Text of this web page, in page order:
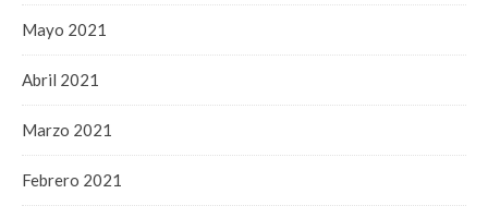
Mayo 2021
Abril 2021
Marzo 2021
Febrero 2021